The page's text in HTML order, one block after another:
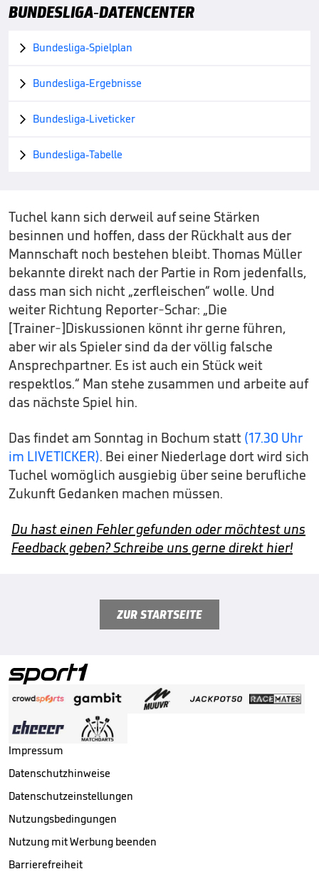
BUNDESLIGA-DATENCENTER
 Bundesliga-Spielplan
 Bundesliga-Ergebnisse
 Bundesliga-Liveticker
 Bundesliga-Tabelle
Tuchel kann sich derweil auf seine Stärken
besinnen und hoffen, dass der Rückhalt aus der
Mannschaft noch bestehen bleibt. Thomas Müller
bekannte direkt nach der Partie in Rom jedenfalls,
dass man sich nicht „zerfleischen“ wolle. Und
weiter Richtung Reporter-Schar: „Die
[Trainer-]Diskussionen könnt ihr gerne führen,
aber wir als Spieler sind da der völlig falsche
Ansprechpartner. Es ist auch ein Stück weit
respektlos.“ Man stehe zusammen und arbeite auf
das nächste Spiel hin.
Das findet am Sonntag in Bochum statt (17.30 Uhr
im LIVETICKER). Bei einer Niederlage dort wird sich
Tuchel womöglich ausgiebig über seine berufliche
Zukunft Gedanken machen müssen.
Du hast einen Fehler gefunden oder möchtest uns
Feedback geben? Schreibe uns gerne direkt hier!
ZUR STARTSEITE
Impressum
Datenschutzhinweise
Datenschutzeinstellungen
Nutzungsbedingungen
Nutzung mit Werbung beenden
Barrierefreiheit